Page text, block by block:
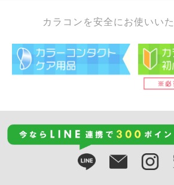
カラコンを安全にお使いい